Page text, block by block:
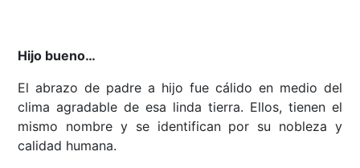
Hijo bueno…
El abrazo de padre a hijo fue cálido en medio del
clima agradable de esa linda tierra. Ellos, tienen el
mismo nombre y se identifican por su nobleza y
calidad humana.